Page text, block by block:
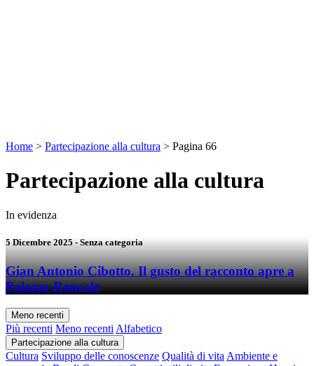
Home > Partecipazione alla cultura > Pagina 66
Partecipazione alla cultura
In evidenza
5 Dicembre 2025- Senza categoria
Gian Antonio Cibotto. Il gusto del racconto apre a
Palazzo Roncale
Meno recenti
Più recenti Meno recenti Alfabetico
Partecipazione alla cultura
Cultura Sviluppo delle conoscenze Qualità di vita Ambiente e